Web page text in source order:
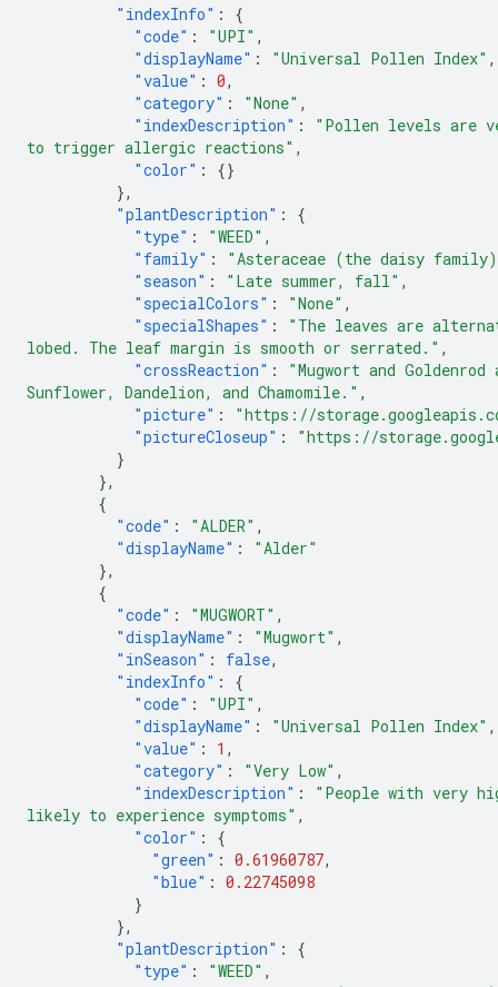
"indexInfo" :
{
"code" : "UPI" ,
"displayName" : "Universal Pollen Index" ,
"value" : 0,
"category" : "None" ,
"indexDescription" :
"Pollen levels are
to trigger allergic reactions" ,
"color" :
{}
},
"plantDescription" :
{
"type" : "WEED" ,
"family" :
"Asteraceae (the daisy
"season" : "Late summer, fall" ,
"specialColors" : "None" ,
"specialShapes" :
"The leaves are
lobed. The leaf margin is smooth or serrated." ,
"crossReaction" :
"Mugwort and
Sunflower, Dandelion, and Chamomile." ,
"picture" :
"https://
"pictureCloseup" :
"https://
}
},
{
"code" : "ALDER" ,
"displayName" :
"Alder"
},
{
"code" : "MUGWORT" ,
"displayName" : "Mugwort" ,
"inSeason" : false,
"indexInfo" :
{
"code" : "UPI" ,
"displayName" : "Universal Pollen Index" ,
"value" : 1 ,
"category" : "Very Low" ,
"indexDescription" :
"People with very
likely to experience symptoms" ,
"color" :
{
"green" : 0.61960787,
"blue" : 0.22745098
}
},
"plantDescription" :
{
"type" : "WEED" ,